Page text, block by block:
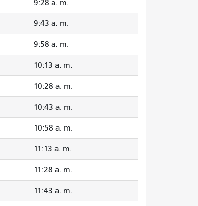
9:28 a. m.
9:43 a. m.
9:58 a. m.
10:13 a. m.
10:28 a. m.
10:43 a. m.
10:58 a. m.
11:13 a. m.
11:28 a. m.
11:43 a. m.